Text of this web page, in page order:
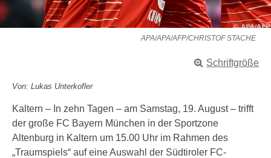
APA/APA/AFP/CHRISTOF STACHE
Schriftgröße
Von: Lukas Unterkofler
Kaltern – In zehn Tagen – am Samstag, 19. August – trifft
der große FC Bayern München in der Sportzone
Altenburg in Kaltern um 15.00 Uhr im Rahmen des
„Traumspiels“ auf eine Auswahl der Südtiroler FC-